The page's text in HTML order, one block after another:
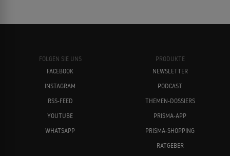
FOLGEN SIE UNS
FACEBOOK
INSTAGRAM
RSS-FEED
YOUTUBE
WHATSAPP
PRODUKTE
NEWSLETTER
PODCAST
THEMEN-DOSSIERS
PRISMA-APP
PRISMA-SHOPPING
RATGEBER